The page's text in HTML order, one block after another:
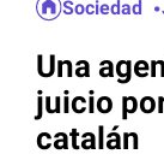
Sociedad
Una
juicio
catalán